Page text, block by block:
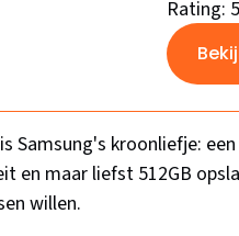
Rating:
Samsung's kroonliefje:
en maar liefst 512GB
willen.